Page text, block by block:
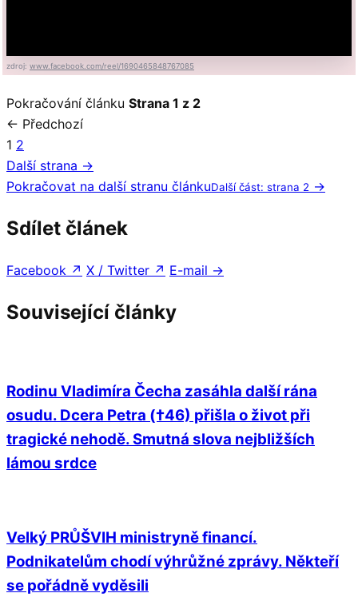
zdroj: www.facebook.com/reel/1690465848767085
Pokračování článku Strana 1 z 2
← Předchozí
1 2
Další strana →
Pokračovat na další stranu článkuDalší část: strana 2 →
Sdílet článek
Facebook ↗ X / Twitter ↗ E-mail →
Související články
Rodinu Vladimíra Čecha zasáhla další rána
osudu. Dcera Petra (†46) přišla o život při
tragické nehodě. Smutná slova nejbližších
lámou srdce
Velký PRŮŠVIH ministryně financí.
Podnikatelům chodí výhrůžné zprávy. Někteří
se pořádně vyděsili